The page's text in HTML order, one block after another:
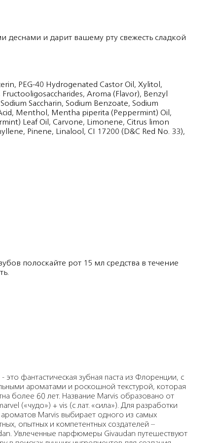
деснами и дарит вашему рту свежесть сладкой
PEG-40 Hydrogenated Castor Oil, Xylitol,
Aroma (Flavor), Benzyl
Saccharin, Sodium Benzoate, Sodium
Menthol, Mentha piperita (Peppermint) Oil,
Leaf Oil, Carvone, Limonene, Citrus limon
Pinene, Linalool, CI 17200 (D&C Red No. 33),
полоскайте рот 15 мл средства в течение
- это фантастическая зубная паста из Флоренции, с
ароматами и роскошной текстурой, которая
более 60 лет. Название Marvis образовано от
(«чудо») + vis (с лат. «cила»). Для разработки
ароматов Marvis выбирает одного из самых
опытных и компетентных создателей –
Увлеченные парфюмеры Givaudan путешествуют